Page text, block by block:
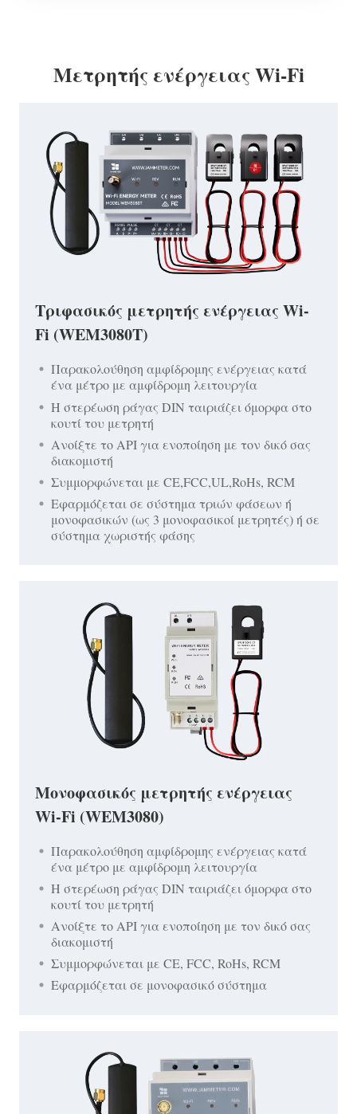
Μετρητής ενέργειας Wi-Fi
Τριφασικός μετρητής ενέργειας Wi-
Fi (WEM3080T)
Παρακολούθηση αμφίδρομης ενέργειας κατά
ένα μέτρο με αμφίδρομη λειτουργία
Η στερέωση ράγας DIN ταιριάζει όμορφα στο
κουτί του μετρητή
Ανοίξτε το API για ενοποίηση με τον δικό σας
διακομιστή
Συμμορφώνεται με CE,FCC,UL,RoHs, RCM
Εφαρμόζεται σε σύστημα τριών φάσεων ή
μονοφασικών (ως 3 μονοφασικοί μετρητές) ή σε
σύστημα χωριστής φάσης
Μονοφασικός μετρητής ενέργειας
Wi-Fi (WEM3080)
Παρακολούθηση αμφίδρομης ενέργειας κατά
ένα μέτρο με αμφίδρομη λειτουργία
Η στερέωση ράγας DIN ταιριάζει όμορφα στο
κουτί του μετρητή
Ανοίξτε το API για ενοποίηση με τον δικό σας
διακομιστή
Συμμορφώνεται με CE, FCC, RoHs, RCM
Εφαρμόζεται σε μονοφασικό σύστημα